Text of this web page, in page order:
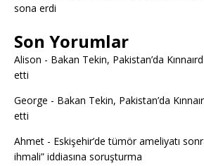
sona erdi
Son Yorumlar
Alison - Bakan Tekin, Pakistan’da
etti
George - Bakan Tekin, Pakistan’da
etti
Ahmet - Eskişehir’de tümör ameliyatı
ihmali” iddiasına soruşturma